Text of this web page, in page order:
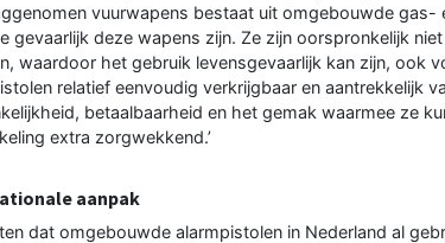
vuurwapens bestaat uit omgebouwde gas-
gevaarlijk deze wapens zijn. Ze zijn oorspronkelijk
waardoor het gebruik levensgevaarlijk kan zijn, ook
relatief eenvoudig verkrijgbaar en aantrekkelijk
betaalbaarheid en het gemak waarmee ze
extra zorgwekkend.’
aanpak
dat omgebouwde alarmpistolen in Nederland al